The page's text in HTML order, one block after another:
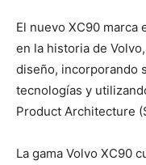
El nuevo XC90 marca
en la historia de
diseño, incorporando
tecnologías y
Product Architecture
La gama Volvo XC90